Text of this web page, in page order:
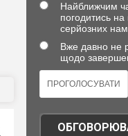
Найближчим
погодитись
серйозних
Вже давно не
щодо